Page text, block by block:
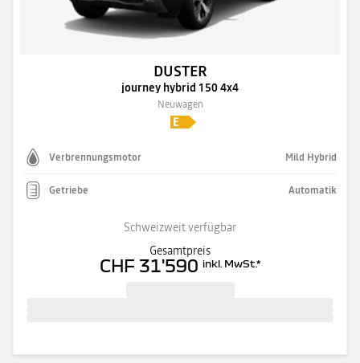
DUSTER
journey hybrid 150 4x4
Neuwagen
Verbrennungsmotor Mild Hybrid
Getriebe Automatik
Schweizweit verfügbar
Gesamtpreis
CHF 31'590 inkl. MwSt.*